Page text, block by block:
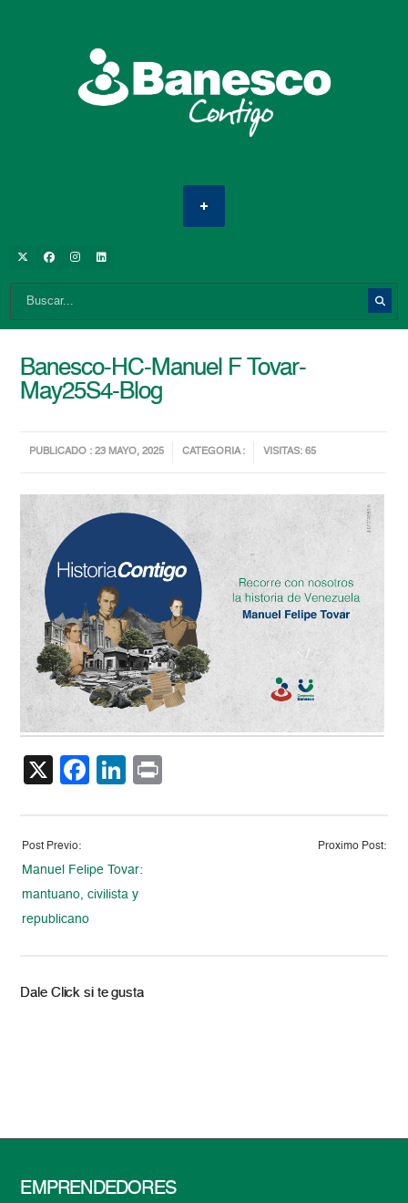
Banesco-HC-Manuel F Tovar-
May25S4-Blog
PUBLICADO : 23 MAYO, 2025 CATEGORIA : VISITAS: 65
X Facebook
LinkedIn
Post Previo:
Manuel Felipe Tovar:
mantuano, civilista y
republicano
Proximo Post:
Dale Click si te gusta
EMPRENDEDORES